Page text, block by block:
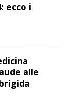
ecco i
alle